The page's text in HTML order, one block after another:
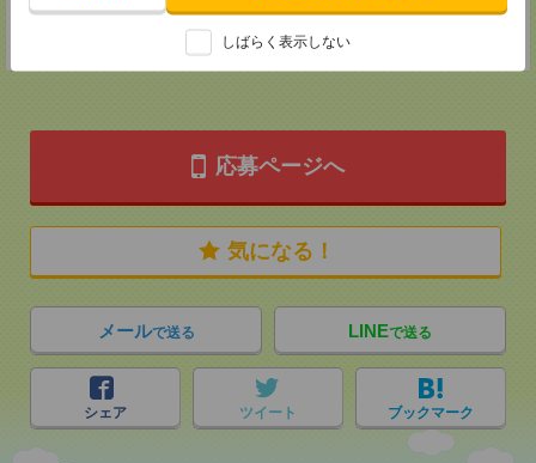
しばらく表示しない
TEL：0120-935-168
応募ページへ
気になる！
メールで送る LINEで送る
シェア ツイート ブックマーク